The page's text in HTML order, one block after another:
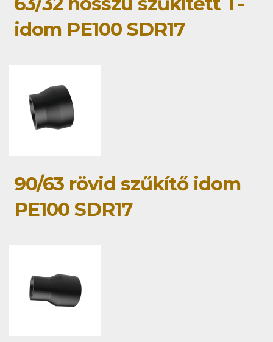
idom PE100 SDR17
90/63 rövid szűkítő idom
PE100 SDR17